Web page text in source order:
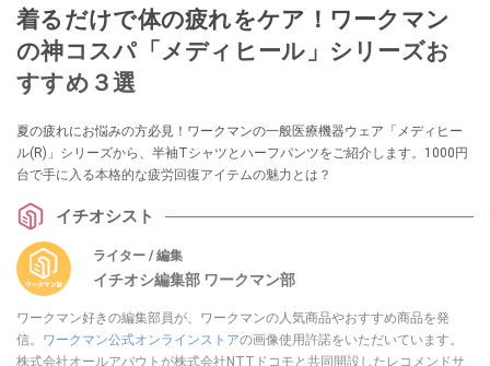
着るだけで体の疲れをケア！ワークマン
の神コスパ「メディヒール」シリーズお
すすめ３選
夏の疲れにお悩みの方必見！ワークマンの一般医療機器ウェア「メディヒー
ル(R)」シリーズから、半袖Tシャツとハーフパンツをご紹介します。1000円
台で手に入る本格的な疲労回復アイテムの魅力とは？
イチオシスト
ライター / 編集
イチオシ編集部 ワークマン部
ワークマン好きの編集部員が、ワークマンの人気商品やおすすめ商品を発
信。 ワークマン公式オンラインストアの画像使用許諾をいただいています。
株式会社オールアバウトが株式会社NTTドコモと共同開設したレコメンドサ